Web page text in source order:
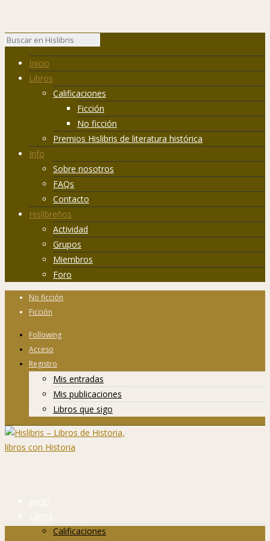
Inicio
Libros
Calificaciones
Ficción
No ficción
Premios Hislibris de literatura histórica
Info
Sobre nosotros
FAQs
Contacto
Hislibreños
Actividad
Grupos
Miembros
Foro
No ficción
Ficción
Following
Acceso
Registro
Mis entradas
Mis publicaciones
Libros que sigo
Inicio
Libros
Calificaciones